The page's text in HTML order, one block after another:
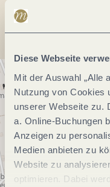
Diese Webseite
Mit der Auswahl „Alle
Nutzung von Cookies
unserer Webseite zu.
a. Online-Buchungen
Anzeigen zu
Medien anbieten zu
Website zu
optimieren. Dabei